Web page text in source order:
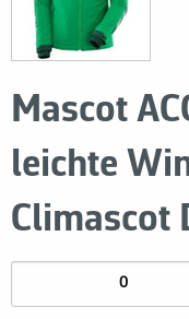
Mascot
leichte
Climascot